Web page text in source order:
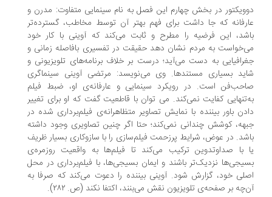
در بخش چهارم این فصل به نام سینمایی متفاوت: مدرن و
که جا داشت برای فهم بهتر آن توسط مخاطب، گسترده‌تر
این فرضیه را مطرح و ثابت می‌کند که آوینی با کار خود
به مردم نشان دهد حقیقت در تفسیری بافاصله زمانی و
به دست می‌آید؛ درست بر خلاف برنامه‌های تلویزیونی و
بسیاری مستندها. وی می‌نویسد: مرتضی آوینی سینماگری
است. در رویکرد سینمایی و عارفانه‌ی او، ضبط فیلم
کفایت نمی‌کند. می توان با قاطعیت گفت که او برای تغییر
باور بیننده با نمایش تصاویر متظاهرانه‌ی فیلم‌برداری شده در
کوشش چندانی نمی‌کند؛ حتا اگر چنین تصاویری وجود داشته
در عوض، شرایط پرزحمت فیلم‌سازی را با سازوکاری بسیار ظریف
با صداوتدوین ترکیب می‌کند تا فیلم‌ها به واقعیت روزمره‌ی
نزدیک‌تر باشند و ایمان بسیجی‌ها، با فیلم‌برداری در محل
خود، گزارش شود. آوینی بیننده را دعوت می‌کند که صرفا به
بر صفحه‌ی تلویزیون نقش می‌بنند، اکتفا نکند (ص. ۲۸۲).